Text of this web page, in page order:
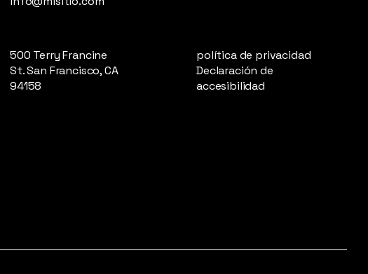
500 Terry Francine
St. San Francisco, CA
94158
política de privacidad
Declaración de
accesibilidad